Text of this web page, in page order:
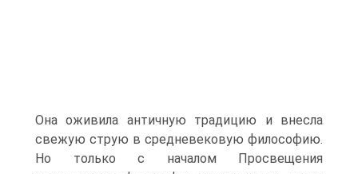
Она оживила античную тради­цию и внесла
свежую струю в средневековую философию.
Но только с началом Просвещения